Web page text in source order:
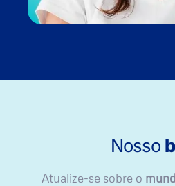
Nosso
Atualize-se sobre o